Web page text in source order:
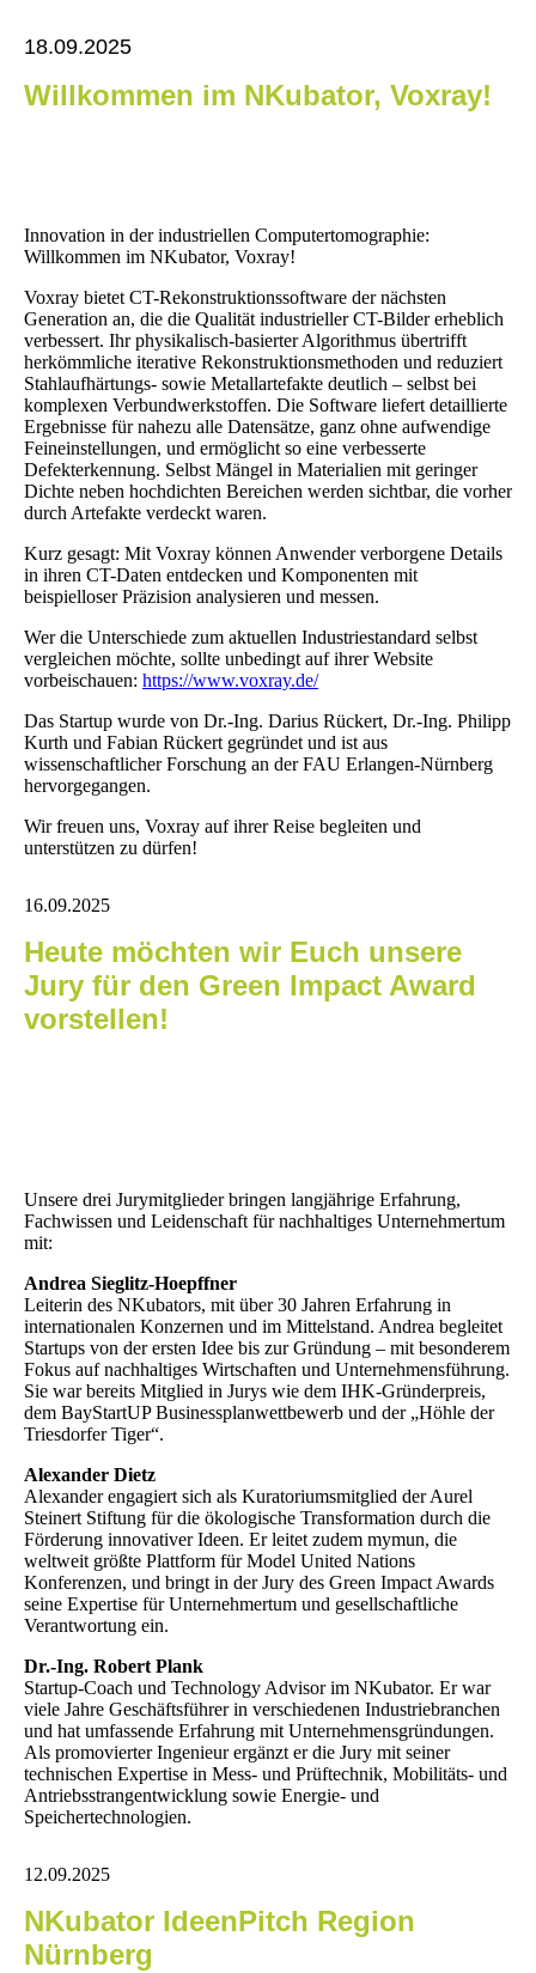
18.09.2025
Willkommen im NKubator, Voxray!
Innovation in der industriellen Computertomographie:
Willkommen im NKubator, Voxray!
Voxray bietet CT-Rekonstruktionssoftware der nächsten
Generation an, die die Qualität industrieller CT-Bilder erheblich
verbessert. Ihr physikalisch-basierter Algorithmus übertrifft
herkömmliche iterative Rekonstruktionsmethoden und reduziert
Stahlaufhärtungs- sowie Metallartefakte deutlich – selbst bei
komplexen Verbundwerkstoffen. Die Software liefert detaillierte
Ergebnisse für nahezu alle Datensätze, ganz ohne aufwendige
Feineinstellungen, und ermöglicht so eine verbesserte
Defekterkennung. Selbst Mängel in Materialien mit geringer
Dichte neben hochdichten Bereichen werden sichtbar, die vorher
durch Artefakte verdeckt waren.
Kurz gesagt: Mit Voxray können Anwender verborgene Details
in ihren CT-Daten entdecken und Komponenten mit
beispielloser Präzision analysieren und messen.
Wer die Unterschiede zum aktuellen Industriestandard selbst
vergleichen möchte, sollte unbedingt auf ihrer Website
vorbeischauen: https://www.voxray.de/
Das Startup wurde von Dr.-Ing. Darius Rückert, Dr.-Ing. Philipp
Kurth und Fabian Rückert gegründet und ist aus
wissenschaftlicher Forschung an der FAU Erlangen-Nürnberg
hervorgegangen.
Wir freuen uns, Voxray auf ihrer Reise begleiten und
unterstützen zu dürfen!
16.09.2025
Heute möchten wir Euch unsere
Jury für den Green Impact Award
vorstellen!
Unsere drei Jurymitglieder bringen langjährige Erfahrung,
Fachwissen und Leidenschaft für nachhaltiges Unternehmertum
mit:
Andrea Sieglitz-Hoepffner
Leiterin des NKubators, mit über 30 Jahren Erfahrung in
internationalen Konzernen und im Mittelstand. Andrea begleitet
Startups von der ersten Idee bis zur Gründung – mit besonderem
Fokus auf nachhaltiges Wirtschaften und Unternehmensführung.
Sie war bereits Mitglied in Jurys wie dem IHK-Gründerpreis,
dem BayStartUP Businessplanwettbewerb und der „Höhle der
Triesdorfer Tiger“.
Alexander Dietz
Alexander engagiert sich als Kuratoriumsmitglied der Aurel
Steinert Stiftung für die ökologische Transformation durch die
Förderung innovativer Ideen. Er leitet zudem mymun, die
weltweit größte Plattform für Model United Nations
Konferenzen, und bringt in der Jury des Green Impact Awards
seine Expertise für Unternehmertum und gesellschaftliche
Verantwortung ein.
Dr.-Ing. Robert Plank
Startup-Coach und Technology Advisor im NKubator. Er war
viele Jahre Geschäftsführer in verschiedenen Industriebranchen
und hat umfassende Erfahrung mit Unternehmensgründungen.
Als promovierter Ingenieur ergänzt er die Jury mit seiner
technischen Expertise in Mess- und Prüftechnik, Mobilitäts- und
Antriebsstrangentwicklung sowie Energie- und
Speichertechnologien.
12.09.2025
NKubator IdeenPitch Region
Nürnberg